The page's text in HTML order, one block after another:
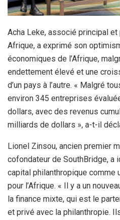
Acha Leke, associé principal
Afrique, a exprimé son
économiques de l’Afrique,
endettement élevé et une
d’un pays à l’autre. « Malgré
environ 345 entreprises
dollars, avec des revenus
milliards de dollars », a-t-il
Lionel Zinsou, ancien premier
cofondateur de SouthBridge, a
capital philanthropique comme
pour l’Afrique. « Il y a un
la finance mixte, qui est le
et privé avec la philanthropie.